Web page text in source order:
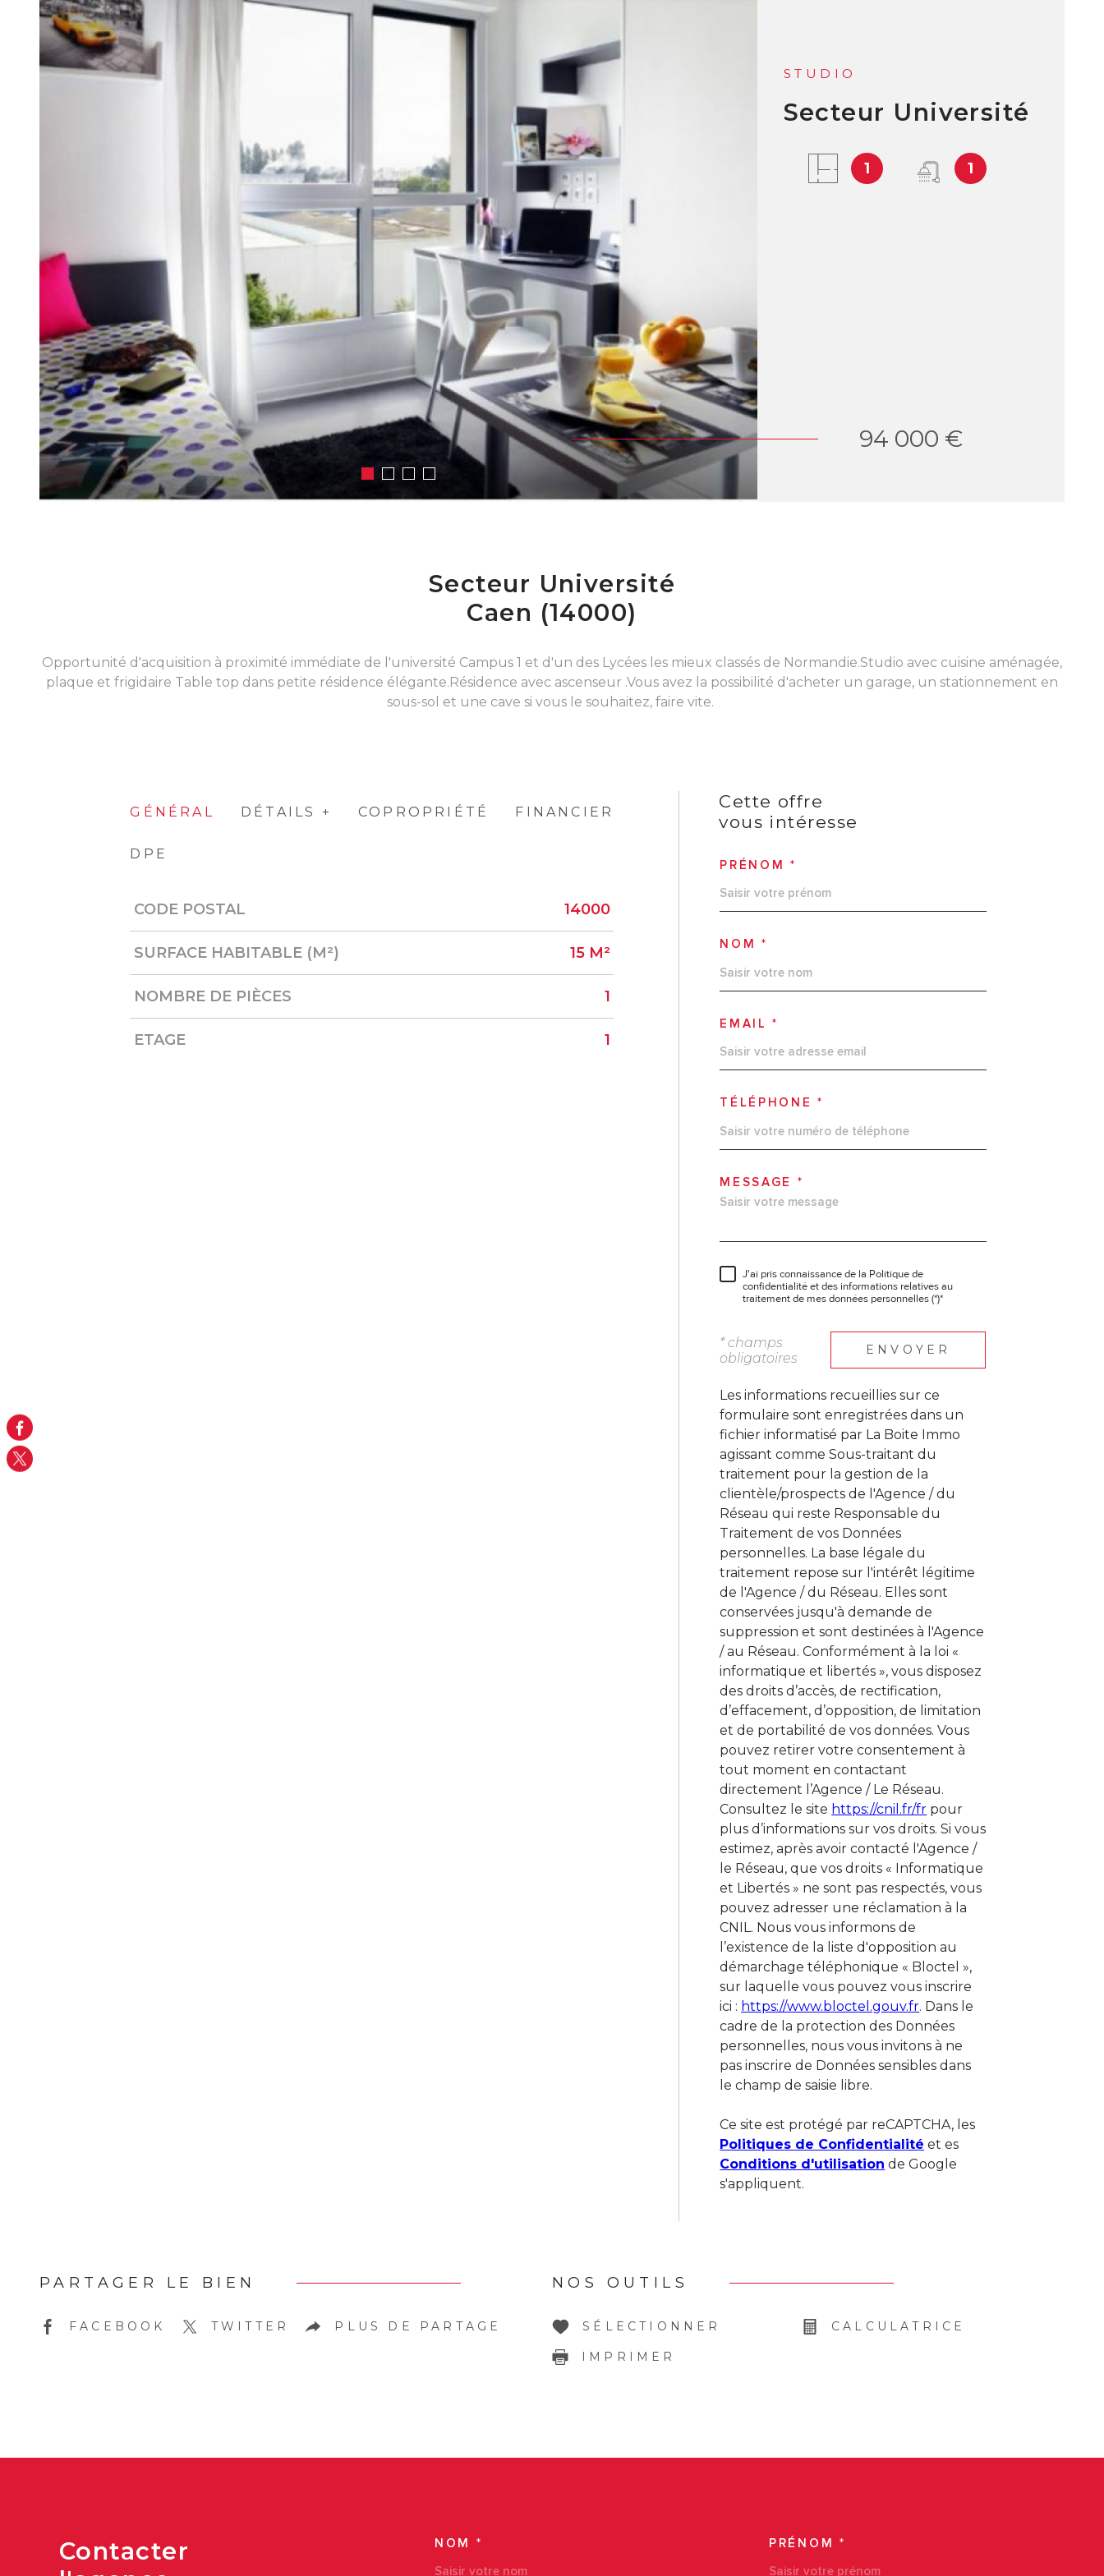
BLOG
STUDIO
Secteur Université
1 1
94 000 €
Secteur Université
Caen (14000)
Opportunité d'acquisition à proximité immédiate de l'université Campus 1 et d'un des Lycées les mieux classés de Normandie.Studio avec cuisine aménagée,
plaque et frigidaire Table top dans petite résidence élégante.Résidence avec ascenseur .Vous avez la possibilité d'acheter un garage, un stationnement en
sous-sol et une cave si vous le souhaitez, faire vite.
GÉNÉRAL DÉTAILS + COPROPRIÉTÉ FINANCIER
DPE
Caractérisque Valeurs
CODE POSTAL 14000
SURFACE HABITABLE (M²) 15 M²
NOMBRE DE PIÈCES 1
ETAGE 1
Cette offre
vous intéresse
PRÉNOM *
NOM *
EMAIL *
TÉLÉPHONE *
MESSAGE *
J'ai pris connaissance de la Politique de
confidentialité et des informations relatives au
traitement de mes données personnelles (*)*
* champs
obligatoires
ENVOYER
Les informations recueillies sur ce
formulaire sont enregistrées dans un
fichier informatisé par La Boite Immo
agissant comme Sous-traitant du
traitement pour la gestion de la
clientèle/prospects de l'Agence / du
Réseau qui reste Responsable du
Traitement de vos Données
personnelles. La base légale du
traitement repose sur l'intérêt légitime
de l'Agence / du Réseau. Elles sont
conservées jusqu'à demande de
suppression et sont destinées à l'Agence
/ au Réseau. Conformément à la loi «
informatique et libertés », vous disposez
des droits d’accès, de rectification,
d’effacement, d’opposition, de limitation
et de portabilité de vos données. Vous
pouvez retirer votre consentement à
tout moment en contactant
directement l’Agence / Le Réseau.
Consultez le site https://cnil.fr/fr pour
plus d’informations sur vos droits. Si vous
estimez, après avoir contacté l'Agence /
le Réseau, que vos droits « Informatique
et Libertés » ne sont pas respectés, vous
pouvez adresser une réclamation à la
CNIL. Nous vous informons de
l’existence de la liste d'opposition au
démarchage téléphonique « Bloctel »,
sur laquelle vous pouvez vous inscrire
ici : https://www.bloctel.gouv.fr. Dans le
cadre de la protection des Données
personnelles, nous vous invitons à ne
pas inscrire de Données sensibles dans
le champ de saisie libre.
Ce site est protégé par reCAPTCHA, les
Politiques de Confidentialité et es
Conditions d'utilisation de Google
s'appliquent.
PARTAGER LE BIEN
FACEBOOK TWITTER PLUS DE PARTAGE
NOS OUTILS
SÉLECTIONNER CALCULATRICE
IMPRIMER
Contacter
TRAD_MELTEM_VOSCOORDONNEES
NOM * PRÉNOM *